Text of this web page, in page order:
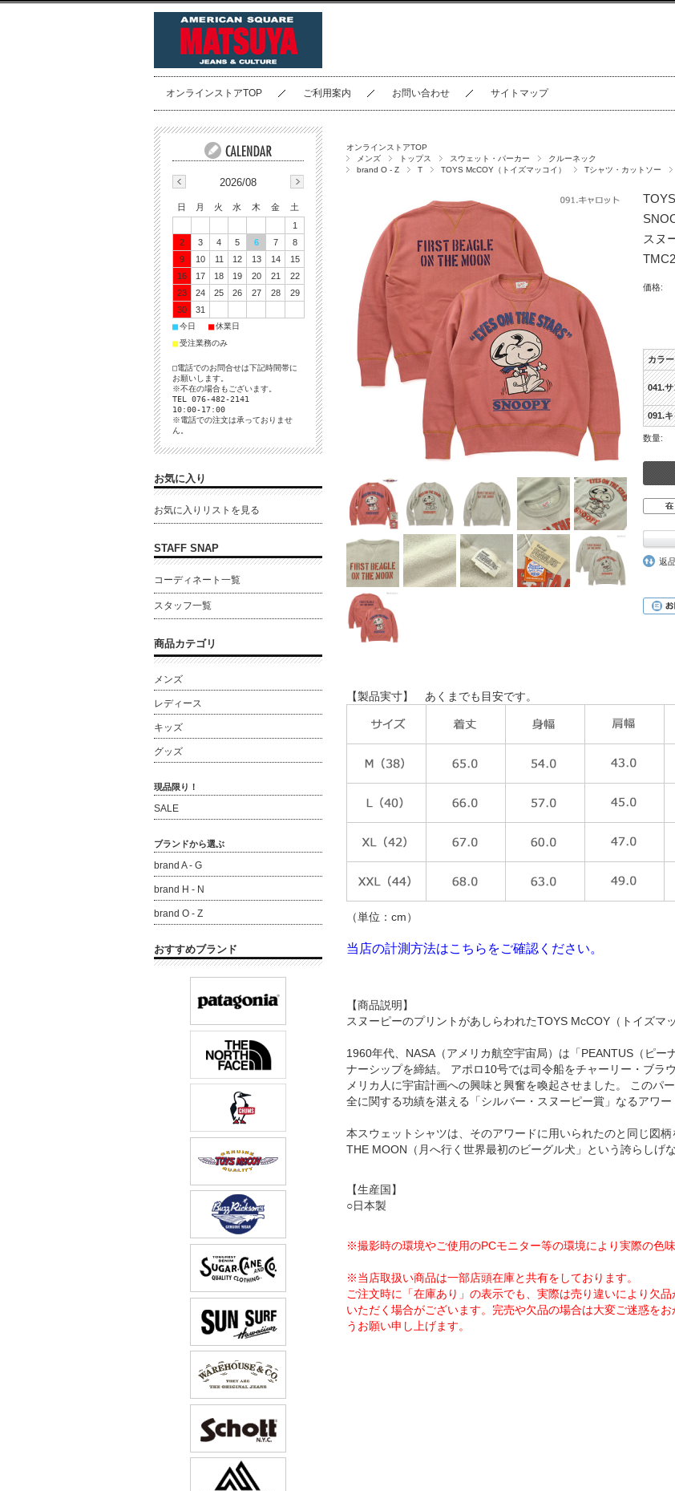
オンラインストアTOP ご利用案内 お問い合わせ サイトマップ
オンラインストアTOP
メンズ
トップス スウェット・パーカー
クルーネック
brand O - Z
T TOYS McCOY（トイズマッコイ） Tシャツ・カットソー
スヌ
価格:
カラ
041.
091.
数量:
返
【製品実寸】 あくまでも目安です。
（単位：cm）
当店の計測方法はこちらをご確認ください。
【商品説明】
スヌーピーのプリントがあしらわれたTOYS McCOY（トイズマ
1960年代、NASA（アメリカ航空宇宙局）は「PEANTUS（ピー
ナーシップを締結。 アポロ10号では司令船をチャーリー・ブラ
メリカ人に宇宙計画への興味と興奮を喚起させました。 このパ
全に関する功績を湛える「シルバー・スヌーピー賞」なるアワー
本スウェットシャツは、そのアワードに用いられたのと同じ図
THE MOON（月へ行く世界最初のビーグル犬」という誇らしげ
【生産国】
○日本製
※撮影時の環境やご使用のPCモニター等の環境により実際の色
※当店取扱い商品は一部店頭在庫と共有をしております。
ご注文時に「在庫あり」の表示でも、実際は売り違いにより欠
いただく場合がございます。完売や欠品の場合は大変ご迷惑を
うお願い申し上げます。
2026/08
日 月 火 水 木 金
土
1
2
3 4 5 6 7
8
9
10 11 12 13 14
15
16
17 18 19 20 21
22
23
24 25 26 27 28
29
30
31
■今日 ■休業日
■受注業務のみ
□電話でのお問合せは下記時間帯に
お願いします。
※不在の場合もございます。
TEL 076-482-2141
10:00-17:00
※電話での注文は承っておりませ
ん。
お気に入り
お気に入りリストを見る
STAFF SNAP
コーディネート一覧
スタッフ一覧
商品カテゴリ
メンズ
レディース
キッズ
グッズ
現品限り！
SALE
ブランドから選ぶ
brand A - G
brand H - N
brand O - Z
おすすめブランド